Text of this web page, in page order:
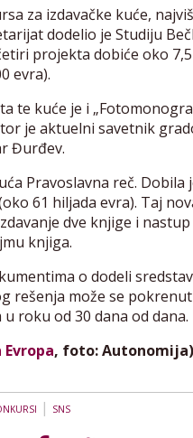
za izdavačke kuće,
dodelio je Studiju
projekta dobiće oko
evra).
te kuće je i
je aktuelni savetnik
Đurđev.
Pravoslavna reč. Dobila
61 hiljada evra). Taj
dve knjige i nastup
knjiga.
o dodeli
rešenja može se
roku od 30 dana od dana.
Evropa, foto: Autonomija)
| SNS